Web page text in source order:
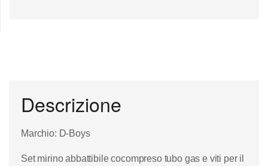
Descrizione
Marchio: D-Boys
Set mirino abbattibile cocompreso tubo gas e viti per il